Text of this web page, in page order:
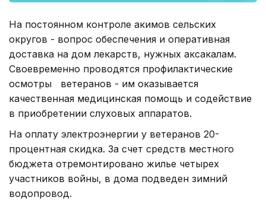
На постоянном контроле акимов сельских
округов - вопрос обеспечения и оперативная
доставка на дом лекарств, нужных аксакалам.
Своевременно проводятся профилактические
осмотры ветеранов - им оказывается
качественная медицинская помощь и содействие
в приобретении слуховых аппаратов.
На оплату электроэнергии у ветеранов 20-
процентная скидка. За счет средств местного
бюджета отремонтировано жилье четырех
участников войны, в дома подведен зимний
водопровод.